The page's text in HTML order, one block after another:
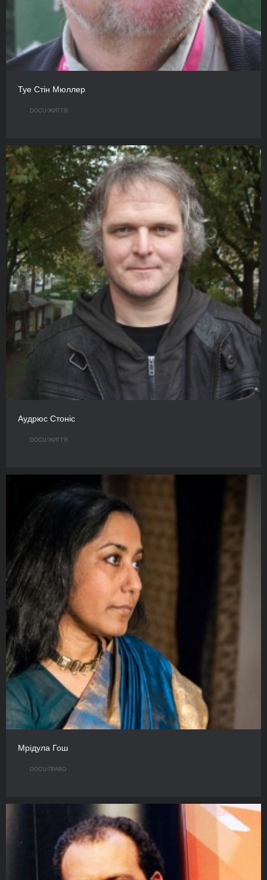
Туе Стін Мюллер
DOCU/ЖИТТЯ
Аудрюс Стоніс
DOCU/ЖИТТЯ
Мрідула Гош
DOCU/ПРАВО